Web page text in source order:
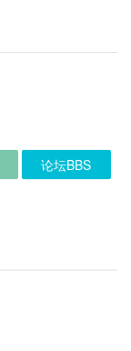
论坛BBS